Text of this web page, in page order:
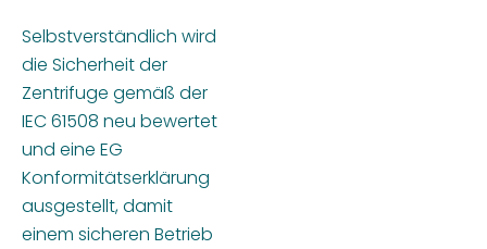
Selbstverständlich wird
die Sicherheit der
Zentrifuge gemäß der
IEC 61508 neu bewertet
und eine EG
Konformitätserklärung
ausgestellt, damit
einem sicheren Betrieb